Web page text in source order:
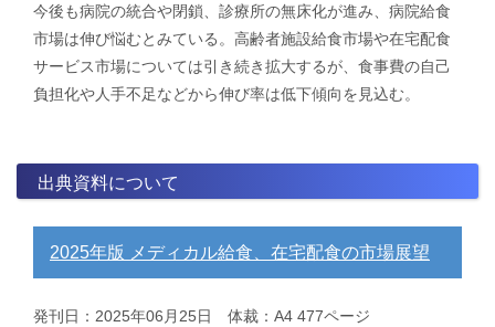
​今後も病院の統合や閉鎖、診療所の無床化が進み、病院給食
市場は伸び悩むとみている。高齢者施設給食市場や在宅配食
サービス市場については引き続き拡大するが、食事費の自己
負担化や人手不足などから伸び率は低下傾向を見込む。
出典資料について
2025年版 メディカル給食、在宅配食の市場展望
発刊日：2025年06月25日 体裁：A4 477ページ